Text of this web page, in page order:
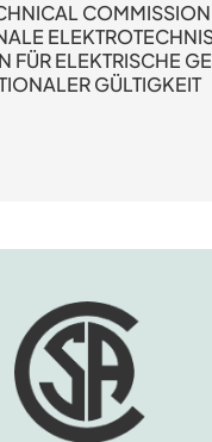
FÜR ELEKTRISCHE
GÜLTIGKEIT